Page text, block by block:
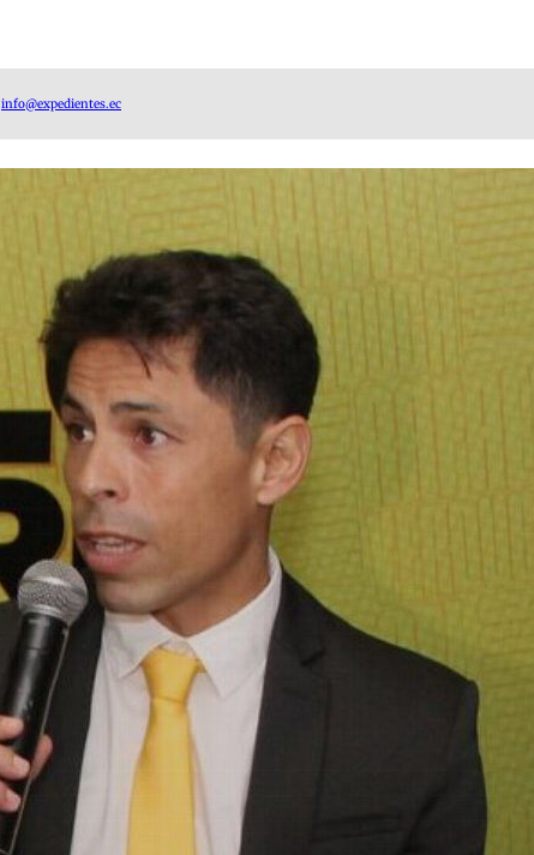
info@expedientes.ec